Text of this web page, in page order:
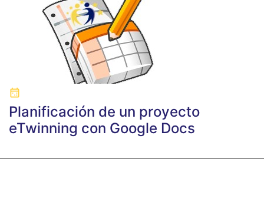
Planificación de un proyecto
eTwinning con Google Docs